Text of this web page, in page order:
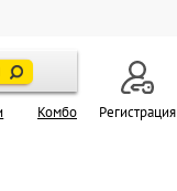
Комбо Регистрация